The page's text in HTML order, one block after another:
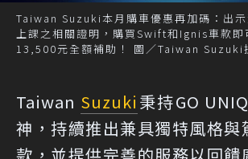
Taiwan Suzuki本月購車優惠再加碼：出示
上課之相關證明，購買Swift和Ignis車款即
13,500元全額補助！ 圖／Taiwan Suzuki
Taiwan Suzuki 秉持GO
神，持續推出兼具獨特風格與